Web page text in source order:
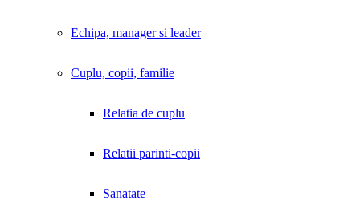
Echipa, manager si leader
Cuplu, copii, familie
Relatia de cuplu
Relatii parinti-copii
Sanatate